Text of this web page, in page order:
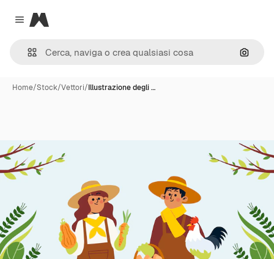
Close menu
Magnific
Cerca
Home/Stock/Vettori/Illustrazione degli …